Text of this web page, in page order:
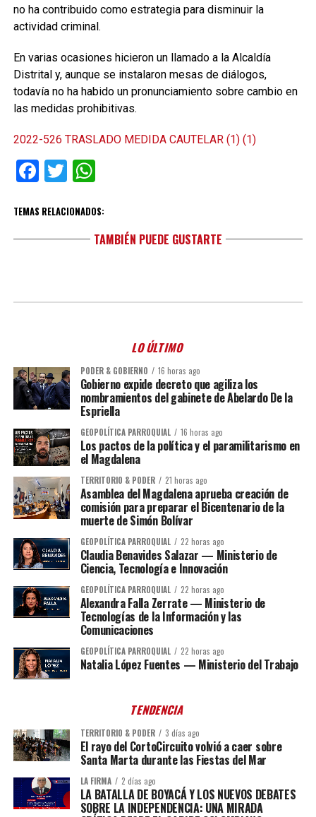
no ha contribuido como estrategia para disminuir la
actividad criminal.
En varias ocasiones hicieron un llamado a la Alcaldía
Distrital y, aunque se instalaron mesas de diálogos,
todavía no ha habido un pronunciamiento sobre cambio en
las medidas prohibitivas.
2022-526 TRASLADO MEDIDA CAUTELAR (1) (1)
Facebook
TwitterWhatsApp
TEMAS RELACIONADOS:
TAMBIÉN PUEDE GUSTARTE
LO ÚLTIMO
PODER & GOBIERNO 16 horas ago
Gobierno expide decreto que agiliza los
nombramientos del gabinete de Abelardo De la
Espriella
GEOPOLÍTICA PARROQUIAL 16 horas ago
Los pactos de la política y el paramilitarismo en
el Magdalena
TERRITORIO & PODER 21 horas ago
Asamblea del Magdalena aprueba creación de
comisión para preparar el Bicentenario de la
muerte de Simón Bolívar
GEOPOLÍTICA PARROQUIAL 22 horas ago
Claudia Benavides Salazar — Ministerio de
Ciencia, Tecnología e Innovación
GEOPOLÍTICA PARROQUIAL 22 horas ago
Alexandra Falla Zerrate — Ministerio de
Tecnologías de la Información y las
Comunicaciones
GEOPOLÍTICA PARROQUIAL 22 horas ago
Natalia López Fuentes — Ministerio del Trabajo
TENDENCIA
TERRITORIO & PODER 3 días ago
El rayo del CortoCircuito volvió a caer sobre
Santa Marta durante las Fiestas del Mar
LA FIRMA 2 días ago
LA BATALLA DE BOYACÁ Y LOS NUEVOS DEBATES
SOBRE LA INDEPENDENCIA: UNA MIRADA